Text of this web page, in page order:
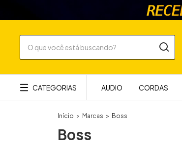
CATEGORIAS AUDIO CORDAS
Início > Marcas > Boss
Boss